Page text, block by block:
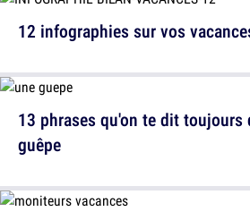
12 infographies sur vos
13 phrases qu'on te dit toujours
guêpe